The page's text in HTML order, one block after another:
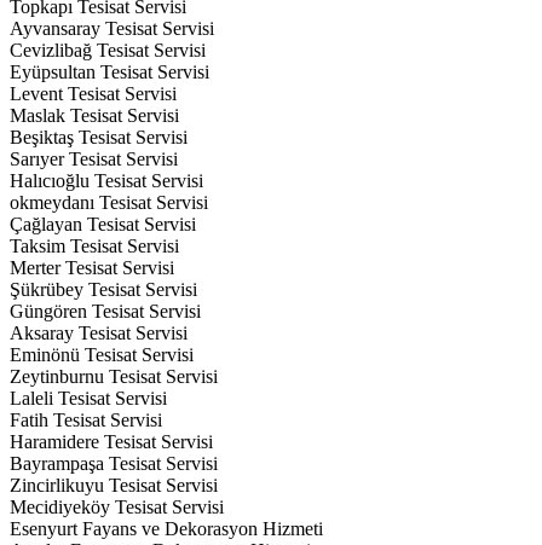
Topkapı Tesisat Servisi
Ayvansaray Tesisat Servisi
Cevizlibağ Tesisat Servisi
Eyüpsultan Tesisat Servisi
Levent Tesisat Servisi
Maslak Tesisat Servisi
Beşiktaş Tesisat Servisi
Sarıyer Tesisat Servisi
Halıcıoğlu Tesisat Servisi
okmeydanı Tesisat Servisi
Çağlayan Tesisat Servisi
Taksim Tesisat Servisi
Merter Tesisat Servisi
Şükrübey Tesisat Servisi
Güngören Tesisat Servisi
Aksaray Tesisat Servisi
Eminönü Tesisat Servisi
Zeytinburnu Tesisat Servisi
Laleli Tesisat Servisi
Fatih Tesisat Servisi
Haramidere Tesisat Servisi
Bayrampaşa Tesisat Servisi
Zincirlikuyu Tesisat Servisi
Mecidiyeköy Tesisat Servisi
Esenyurt Fayans ve Dekorasyon Hizmeti